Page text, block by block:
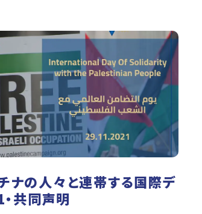
ナの人々と連帯する国際デ
共同声明